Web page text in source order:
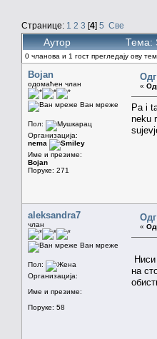
Странице: 1 2 3 [4] 5 Све
Аутор Тема:
0 чланова и 1 гост прегледају ову
Bojan
одомаћен члан
Ван мреже
Пол:
Организација:
nema
Име и презиме:
Bojan
Поруке: 271
«
Pa i
neku
aleksandra7
члан
Ван мреже
Пол:
Организација:
Име и презиме:
Поруке: 58
«
на